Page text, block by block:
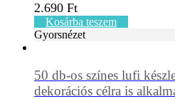
2.690 Ft
Kosárba teszem
Gyorsnézet
50 db-os színes lufi
dekorációs célra is